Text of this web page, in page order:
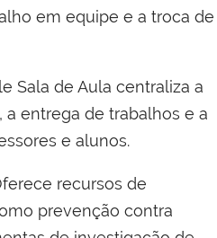
em equipe e a troca de
Sala de Aula centraliza a
entrega de trabalhos e a
e alunos.
recursos de
prevenção contra